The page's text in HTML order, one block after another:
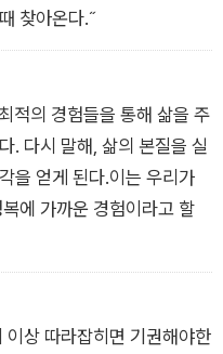
찾아온다.˝
적의 경험들을 통해 삶을 주
. 다시 말해, 삶의 본질을 실
을 얻게 된다.이는 우리가
에 가까운 경험이라고 할
상 따라잡히면 기권해야한